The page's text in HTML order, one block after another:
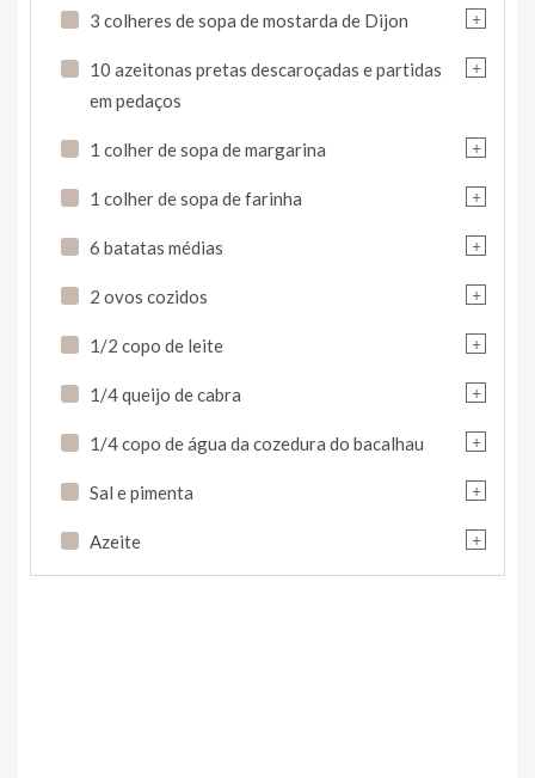
+
3 colheres de sopa de mostarda de Dijon
+
10 azeitonas pretas descaroçadas e partidas
em pedaços
+
1 colher de sopa de margarina
+
1 colher de sopa de farinha
+
6 batatas médias
+
2 ovos cozidos
+
1/2 copo de leite
+
1/4 queijo de cabra
+
1/4 copo de água da cozedura do bacalhau
+
Sal e pimenta
+
Azeite